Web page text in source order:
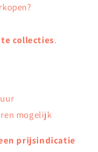
collecties.
mogelijk
prijsindicatie